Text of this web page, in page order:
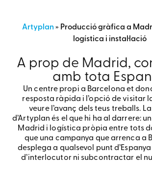
PRODUCCIÓ GRÀFICA A
IMPRESSIÓ, LOGÍSTICA I
Artyplan produeix,
instal·la material gràfic des del seu
Barcelona —més de 5.000 m²— i ho fa
Impressió, gran format, PLV,
instal·lació, per a marques,
amb cobertura a tota Espanya
segon hub a Madrid.
Parla amb l’equip de Madrid | 91
Artyplan» Producció gràfica a
logística i instal·lació
A prop de Madrid,
amb tota
Un centre propi a Barcelona et
resposta ràpida i l’opció de visitar
veure l’avanç dels teus treballs.
d’Artyplan és el que hi ha al darrere:
Madrid i logística pròpia entre tots
que una campanya que arrenca a
desplega a qualsevol punt
d’interlocutor ni subcontractar el